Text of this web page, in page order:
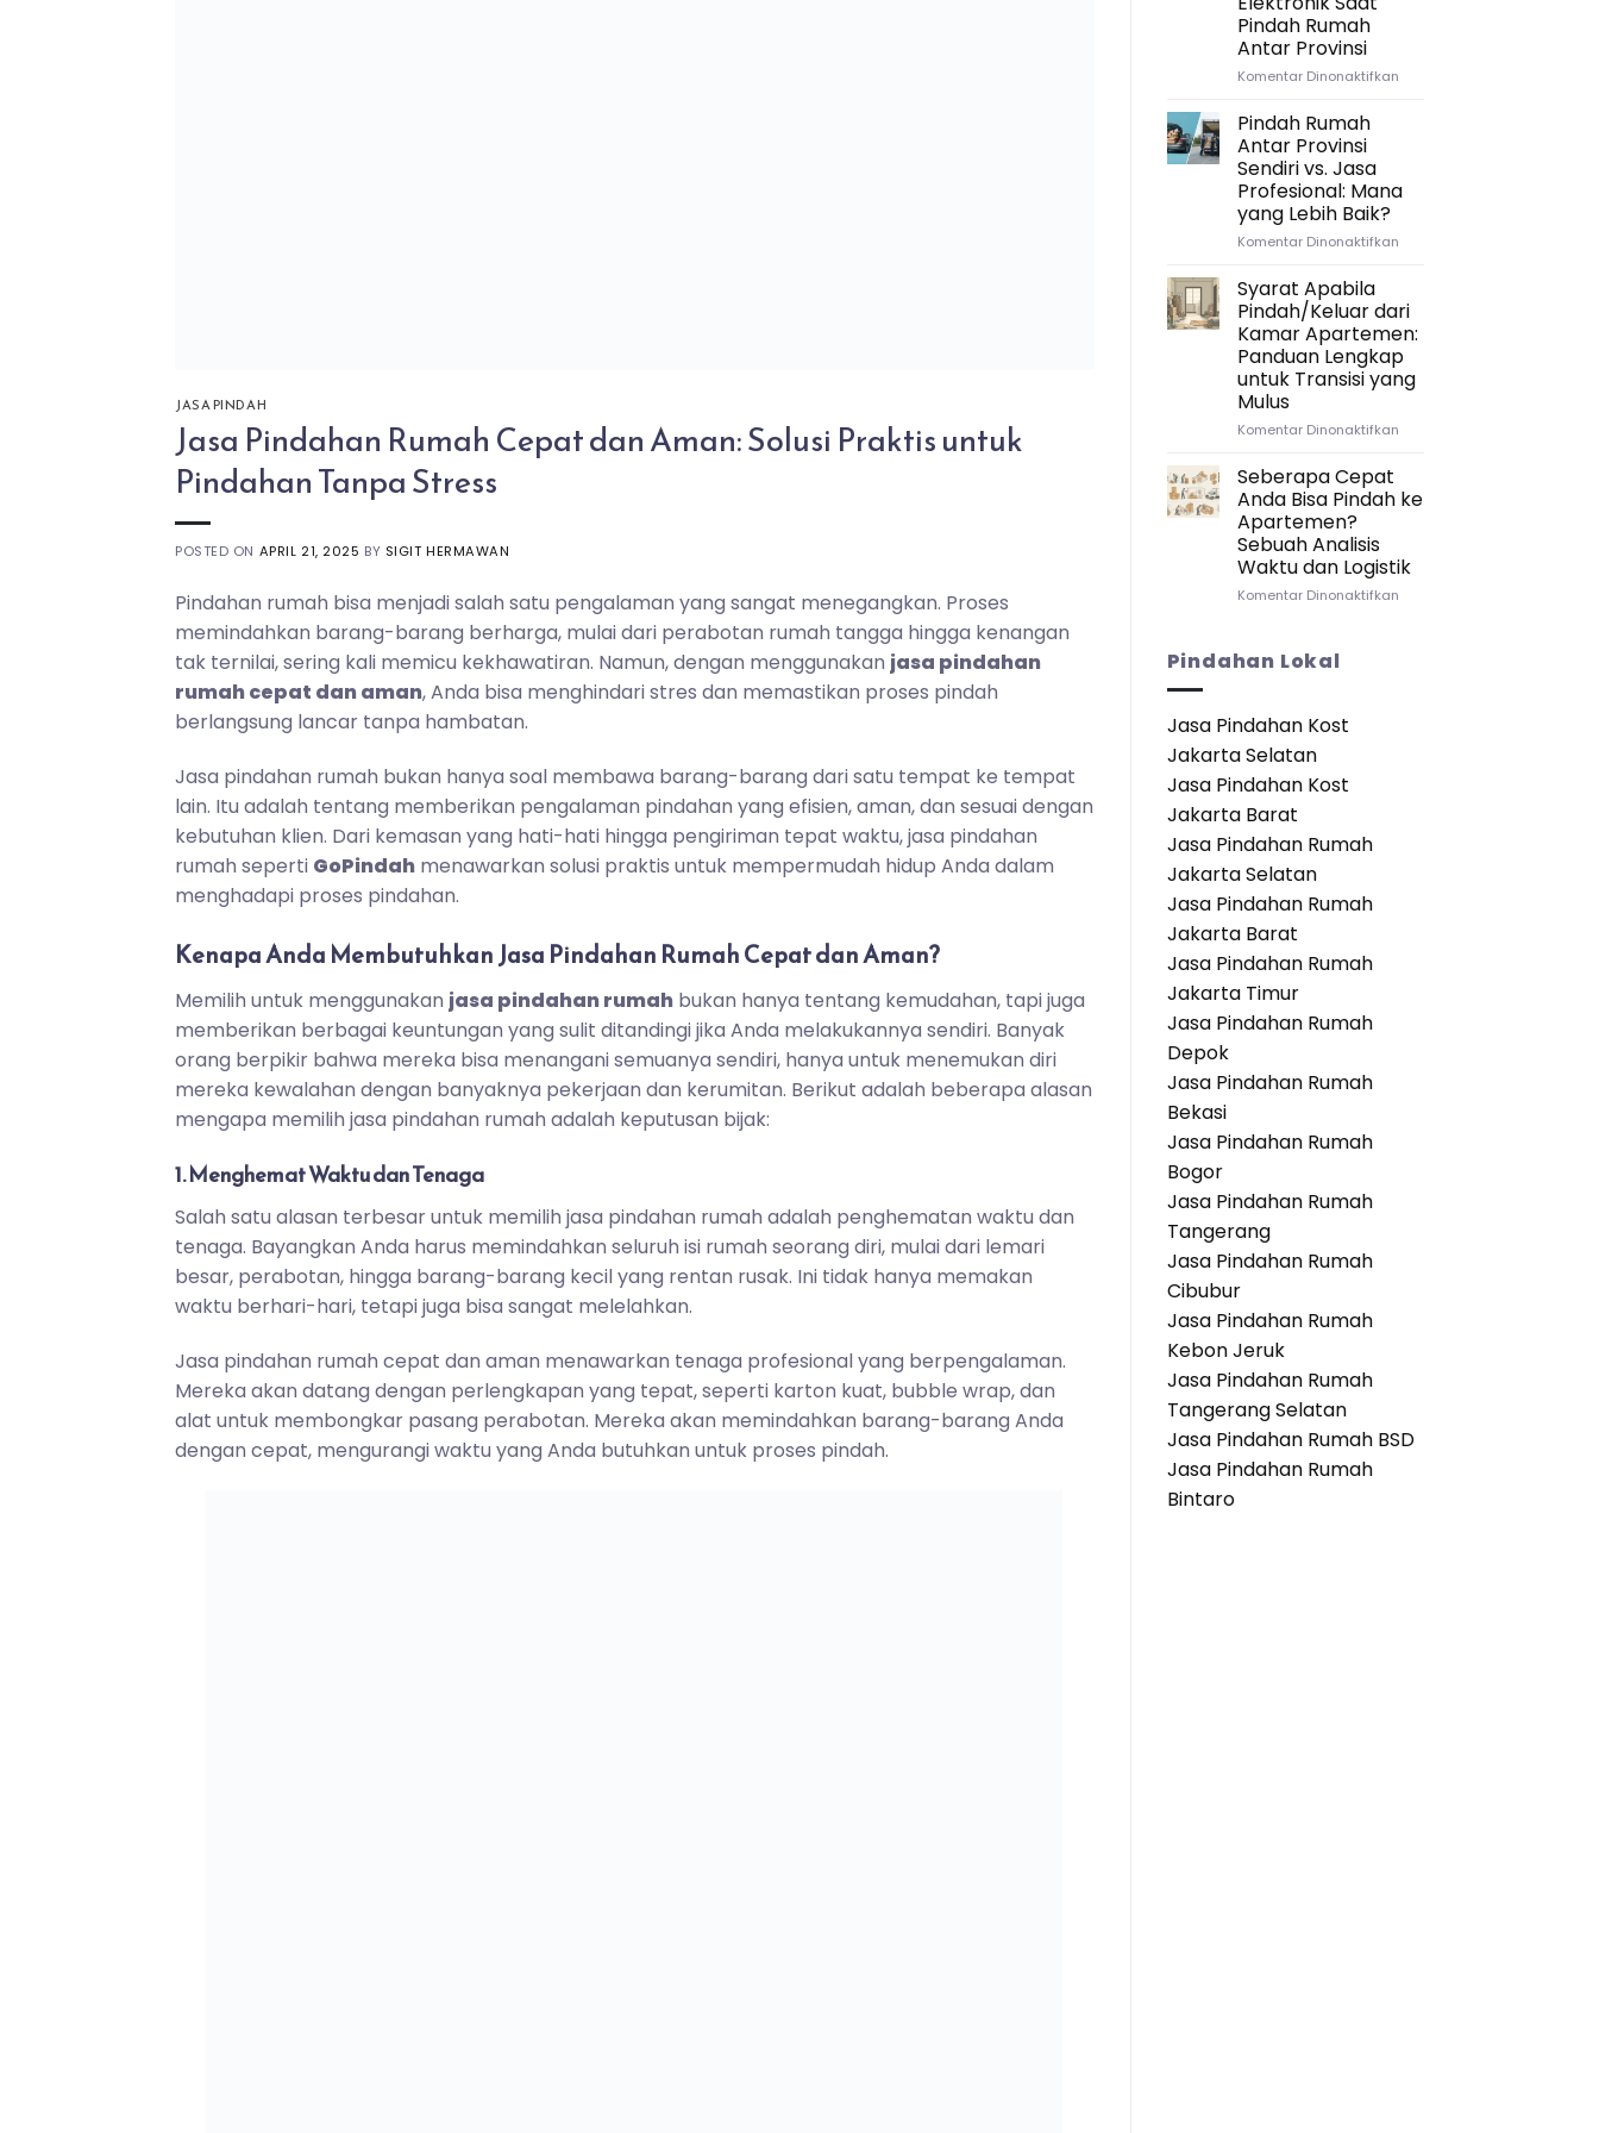
JASA PINDAH
Jasa Pindahan Rumah Cepat dan Aman: Solusi Praktis untuk
Pindahan Tanpa Stress
POSTED ON APRIL 21, 2025 BY SIGIT HERMAWAN
Pindahan rumah bisa menjadi salah satu pengalaman yang sangat menegangkan. Proses
memindahkan barang-barang berharga, mulai dari perabotan rumah tangga hingga kenangan
tak ternilai, sering kali memicu kekhawatiran. Namun, dengan menggunakan jasa pindahan
rumah cepat dan aman, Anda bisa menghindari stres dan memastikan proses pindah
berlangsung lancar tanpa hambatan.
Jasa pindahan rumah bukan hanya soal membawa barang-barang dari satu tempat ke tempat
lain. Itu adalah tentang memberikan pengalaman pindahan yang efisien, aman, dan sesuai dengan
kebutuhan klien. Dari kemasan yang hati-hati hingga pengiriman tepat waktu, jasa pindahan
rumah seperti GoPindah menawarkan solusi praktis untuk mempermudah hidup Anda dalam
menghadapi proses pindahan.
Kenapa Anda Membutuhkan Jasa Pindahan Rumah Cepat dan Aman?
Memilih untuk menggunakan jasa pindahan rumah bukan hanya tentang kemudahan, tapi juga
memberikan berbagai keuntungan yang sulit ditandingi jika Anda melakukannya sendiri. Banyak
orang berpikir bahwa mereka bisa menangani semuanya sendiri, hanya untuk menemukan diri
mereka kewalahan dengan banyaknya pekerjaan dan kerumitan. Berikut adalah beberapa alasan
mengapa memilih jasa pindahan rumah adalah keputusan bijak:
1. Menghemat Waktu dan Tenaga
Salah satu alasan terbesar untuk memilih jasa pindahan rumah adalah penghematan waktu dan
tenaga. Bayangkan Anda harus memindahkan seluruh isi rumah seorang diri, mulai dari lemari
besar, perabotan, hingga barang-barang kecil yang rentan rusak. Ini tidak hanya memakan
waktu berhari-hari, tetapi juga bisa sangat melelahkan.
Jasa pindahan rumah cepat dan aman menawarkan tenaga profesional yang berpengalaman.
Mereka akan datang dengan perlengkapan yang tepat, seperti karton kuat, bubble wrap, dan
alat untuk membongkar pasang perabotan. Mereka akan memindahkan barang-barang Anda
dengan cepat, mengurangi waktu yang Anda butuhkan untuk proses pindah.
Persiapan
Pindah Rumah
Antar Provinsi
Komentar Dinonaktifkanpada
Saat
Rumah
Pindah Rumah
Antar Provinsi
Sendiri vs. Jasa
Profesional: Mana
yang Lebih Baik?
Komentar Dinonaktifkanpada
Antar
Provinsi
Sendiri
vs.
Jasa
Syarat Apabila
Pindah/Keluar dari
Kamar Apartemen:
Panduan Lengkap
untuk Transisi yang
Mulus
Komentar Dinonaktifkanpada
Pindah/Keluar
dari
Panduan
Lengkap
Seberapa Cepat
Anda Bisa Pindah ke
Apartemen?
Sebuah Analisis
Waktu dan Logistik
Komentar Dinonaktifkanpada
Pindahan Lokal
Jasa Pindahan Kost
Jakarta Selatan
Jasa Pindahan Kost
Jakarta Barat
Jasa Pindahan Rumah
Jakarta Selatan
Jasa Pindahan Rumah
Jakarta Barat
Jasa Pindahan Rumah
Jakarta Timur
Jasa Pindahan Rumah
Depok
Jasa Pindahan Rumah
Bekasi
Jasa Pindahan Rumah
Bogor
Jasa Pindahan Rumah
Tangerang
Jasa Pindahan Rumah
Cibubur
Jasa Pindahan Rumah
Kebon Jeruk
Jasa Pindahan Rumah
Tangerang Selatan
Jasa Pindahan Rumah BSD
Jasa Pindahan Rumah
Bintaro